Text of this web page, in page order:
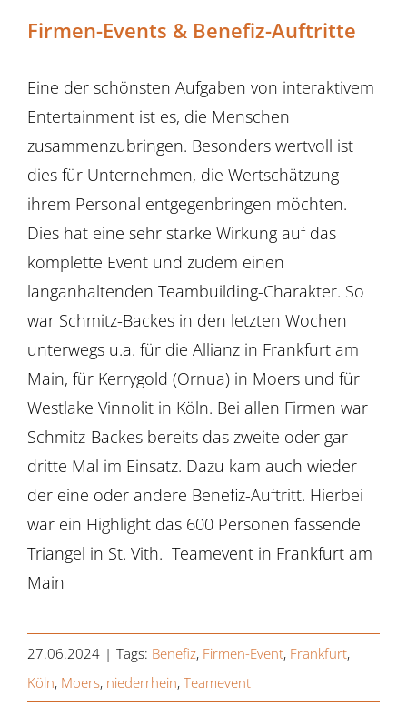
Firmen-Events & Benefiz-Auftritte
Eine der schönsten Aufgaben von interaktivem
Entertainment ist es, die Menschen
zusammenzubringen. Besonders wertvoll ist
dies für Unternehmen, die Wertschätzung
ihrem Personal entgegenbringen möchten.
Dies hat eine sehr starke Wirkung auf das
komplette Event und zudem einen
langanhaltenden Teambuilding-Charakter. So
war Schmitz-Backes in den letzten Wochen
unterwegs u.a. für die Allianz in Frankfurt am
Main, für Kerrygold (Ornua) in Moers und für
Westlake Vinnolit in Köln. Bei allen Firmen war
Schmitz-Backes bereits das zweite oder gar
dritte Mal im Einsatz. Dazu kam auch wieder
der eine oder andere Benefiz-Auftritt. Hierbei
war ein Highlight das 600 Personen fassende
Triangel in St. Vith. Teamevent in Frankfurt am
Main
27.06.2024 | Tags: Benefiz, Firmen-Event, Frankfurt,
Köln, Moers, niederrhein, Teamevent